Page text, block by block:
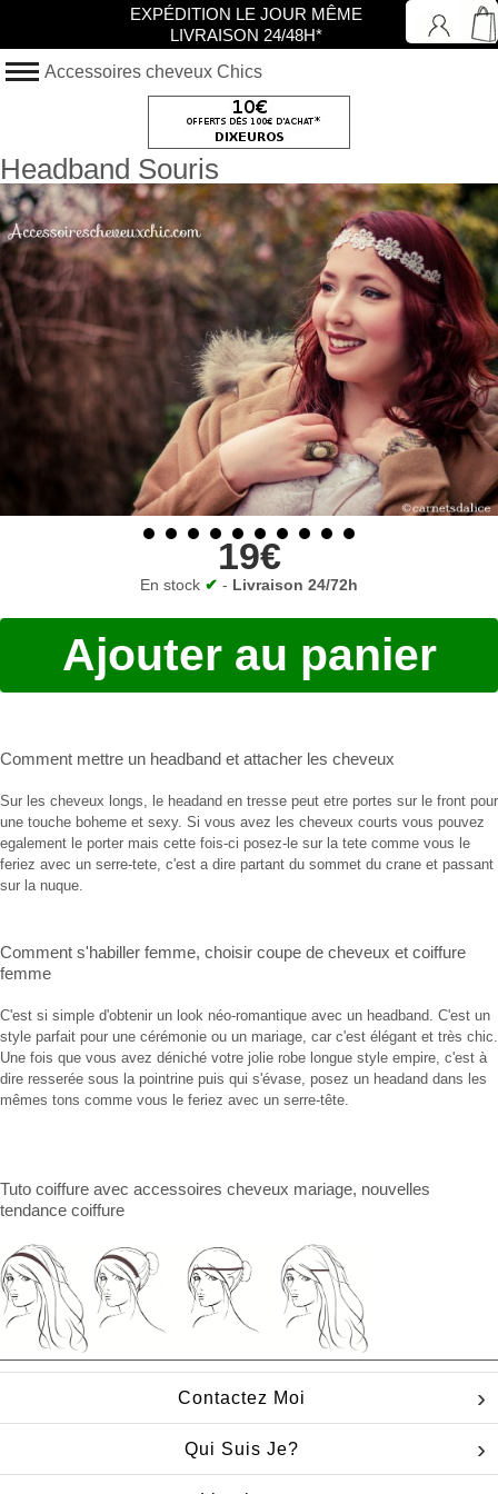
Accessoires cheveux Chics
Headband Souris
19€
En stock ✔ - Livraison 24/72h
Ajouter au panier
Comment mettre un headband et attacher les cheveux
Sur les cheveux longs, le headand en tresse peut etre portes sur le front pour
une touche boheme et sexy. Si vous avez les cheveux courts vous pouvez
egalement le porter mais cette fois-ci posez-le sur la tete comme vous le
feriez avec un serre-tete, c'est a dire partant du sommet du crane et passant
sur la nuque.
Comment s'habiller femme, choisir coupe de cheveux et coiffure
femme
C'est si simple d'obtenir un look néo-romantique avec un headband. C'est un
style parfait pour une cérémonie ou un mariage, car c'est élégant et très chic.
Une fois que vous avez déniché votre jolie robe longue style empire, c'est à
dire resserée sous la pointrine puis qui s'évase, posez un headand dans les
mêmes tons comme vous le feriez avec un serre-tête.
Tuto coiffure avec accessoires cheveux mariage, nouvelles
tendance coiffure
EXPÉDITION LE JOUR MÊME
LIVRAISON 24/48H*
Contactez Moi
Qui Suis Je?